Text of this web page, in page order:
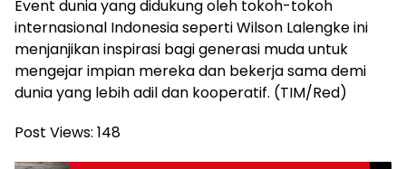
Event dunia yang didukung oleh tokoh-tokoh
internasional Indonesia seperti Wilson Lalengke ini
menjanjikan inspirasi bagi generasi muda untuk
mengejar impian mereka dan bekerja sama demi
dunia yang lebih adil dan kooperatif. (TIM/Red)
Post Views: 148